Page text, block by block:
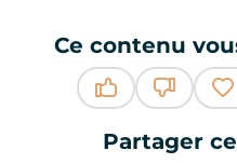
Ce contenu
Partager